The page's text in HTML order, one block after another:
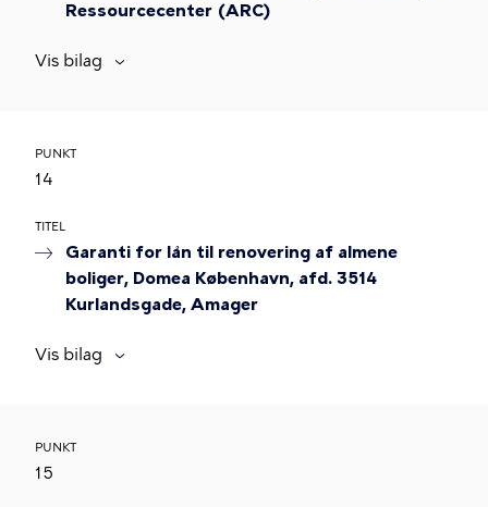
Ressourcecenter (ARC)
Vis bilag
PUNKT
14
TITEL
Garanti for lån til renovering af almene
boliger, Domea København, afd. 3514
Kurlandsgade, Amager
Vis bilag
PUNKT
15